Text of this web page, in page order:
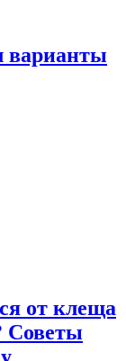
варианты
от клеща
Советы